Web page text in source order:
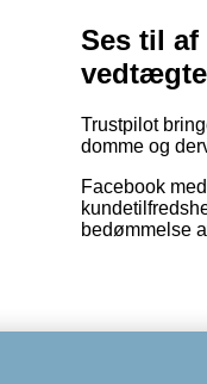
Ses til
Trustpilot
domme og
Facebook
bedømmelse